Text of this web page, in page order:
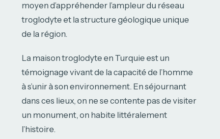
moyen d’appréhender l’ampleur du réseau
troglodyte et la structure géologique unique
de la région.
La maison troglodyte en Turquie est un
témoignage vivant de la capacité de l’homme
à s’unir à son environnement. En séjournant
dans ces lieux, on ne se contente pas de visiter
un monument, on habite littéralement
l’histoire.